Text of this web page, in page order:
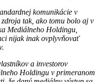
komunikácie v
tak, ako tomu bolo aj v
Mediálneho Holdingu,
nijak inak ovplyvňovať
a investorov
Holdingu v primeranom